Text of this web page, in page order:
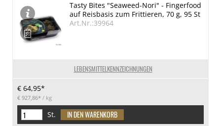
LEBENSMITTELKENNZEICHNUNGEN
Tasty Bites "Seaweed-Nori" - Fingerfood
auf Reisbasis zum Frittieren, 70 g, 95 St
Art.Nr.:39964
€ 64,95*
€ 927,86* / kg
St.